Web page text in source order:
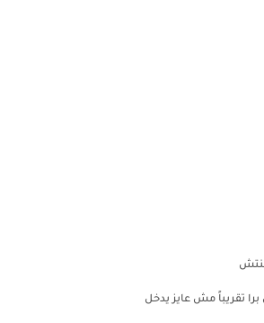
تقريباً مش عايز يدخل